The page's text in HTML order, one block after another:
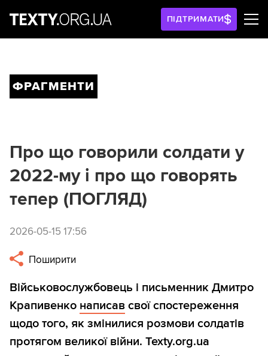
ПІДТРИМАТИ
ФРАГМЕНТИ
Про що говорили солдати у
2022-му і про що говорять
тепер (ПОГЛЯД)
2026-05-15 17:56
Поширити
Військовослужбовець і письменник Дмитро
Крапивенко написав свої спостереження
щодо того, як змінилися розмови солдатів
протягом великої війни. Texty.org.ua